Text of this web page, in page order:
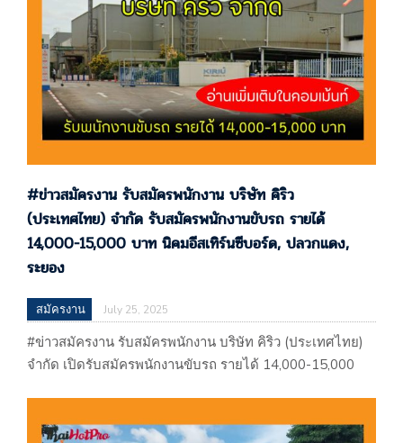
#ข่าวสมัครงาน รับสมัครพนักงาน บริษัท คิริว
(ประเทศไทย) จำกัด รับสมัครพนักงานขับรถ รายได้
14,000-15,000 บาท นิคมอีสเทิร์นซีบอร์ด, ปลวกแดง,
ระยอง
สมัครงาน July 25, 2025
#ข่าวสมัครงาน รับสมัครพนักงาน บริษัท คิริว (ประเทศไทย)
จำกัด เปิดรับสมัครพนักงานขับรถ รายได้ 14,000-15,000
สมัครพนักงานขับรถ รายได้ 14,000-15,000 บาท นิคมอีส